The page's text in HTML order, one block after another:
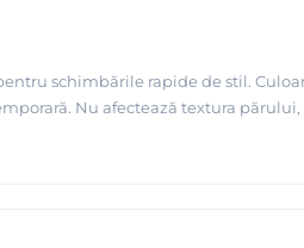
schimbările rapide de stil.
Nu afectează textura